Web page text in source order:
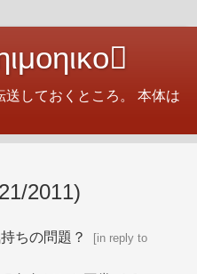
送しておくところ。 本体は
2011)
ちの問題？ [in reply to